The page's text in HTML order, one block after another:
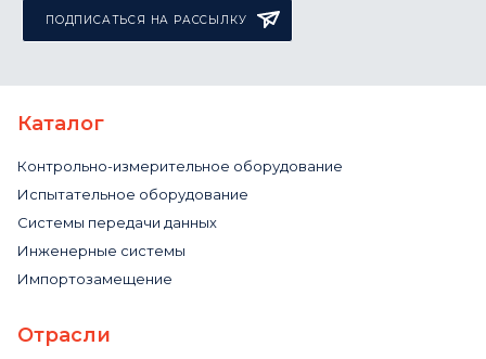
ПОДПИСАТЬСЯ НА РАССЫЛКУ
Каталог
Контрольно-измерительное оборудование
Испытательное оборудование
Системы передачи данных
Инженерные системы
Импортозамещение
Отрасли